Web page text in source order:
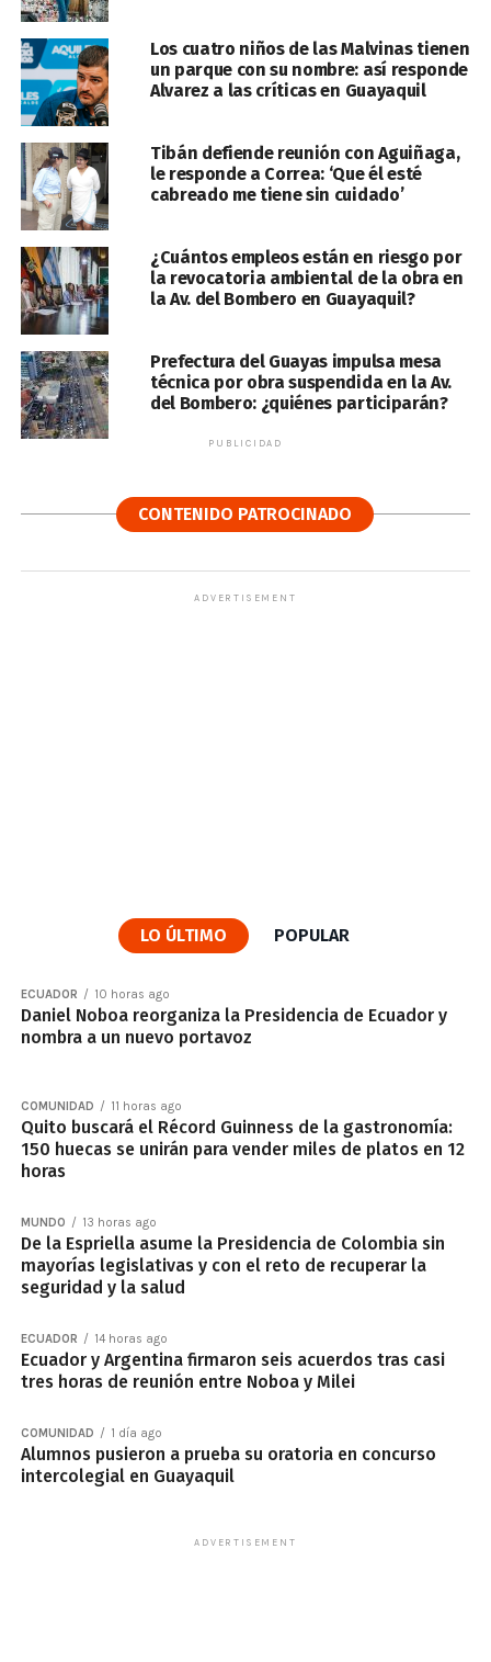
Los cuatro niños de las Malvinas tienen
un parque con su nombre: así responde
Alvarez a las críticas en Guayaquil
Tibán defiende reunión con Aguiñaga,
le responde a Correa: ‘Que él esté
cabreado me tiene sin cuidado’
¿Cuántos empleos están en riesgo por
la revocatoria ambiental de la obra en
la Av. del Bombero en Guayaquil?
Prefectura del Guayas impulsa mesa
técnica por obra suspendida en la Av.
del Bombero: ¿quiénes participarán?
PUBLICIDAD
CONTENIDO PATROCINADO
ADVERTISEMENT
LO ÚLTIMO POPULAR
ECUADOR 10 horas ago
Daniel Noboa reorganiza la Presidencia de Ecuador y
nombra a un nuevo portavoz
COMUNIDAD 11 horas ago
Quito buscará el Récord Guinness de la gastronomía:
150 huecas se unirán para vender miles de platos en 12
horas
MUNDO 13 horas ago
De la Espriella asume la Presidencia de Colombia sin
mayorías legislativas y con el reto de recuperar la
seguridad y la salud
ECUADOR 14 horas ago
Ecuador y Argentina firmaron seis acuerdos tras casi
tres horas de reunión entre Noboa y Milei
COMUNIDAD 1 día ago
Alumnos pusieron a prueba su oratoria en concurso
intercolegial en Guayaquil
ADVERTISEMENT